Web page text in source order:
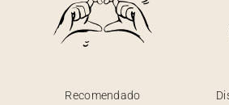
Recomendado